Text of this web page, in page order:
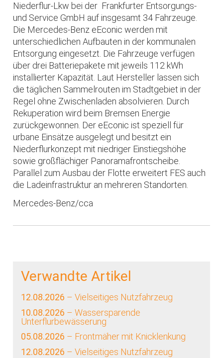
Niederflur-Lkw bei der Frankfurter Entsorgungs-
und Service GmbH auf insgesamt 34 Fahrzeuge.
Die Mercedes-Benz eEconic werden mit
unterschiedlichen Aufbauten in der kommunalen
Entsorgung eingesetzt. Die Fahrzeuge verfügen
über drei Batteriepakete mit jeweils 112 kWh
installierter Kapazität. Laut Hersteller lassen sich
die täglichen Sammelrouten im Stadtgebiet in der
Regel ohne Zwischenladen absolvieren. Durch
Rekuperation wird beim Bremsen Energie
zurückgewonnen. Der eEconic ist speziell für
urbane Einsätze ausgelegt und besitzt ein
Niederflurkonzept mit niedriger Einstiegshöhe
sowie großflächiger Panoramafrontscheibe.
Parallel zum Ausbau der Flotte erweitert FES auch
die Ladeinfrastruktur an mehreren Standorten.
Mercedes-Benz/cca
Verwandte Artikel
12.08.2026 – Vielseitiges Nutzfahrzeug
10.08.2026 – Wassersparende
Unterflurbewässerung
05.08.2026 – Frontmäher mit Knicklenkung
12.08.2026 – Vielseitiges Nutzfahrzeug